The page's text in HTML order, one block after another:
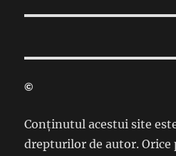
©
Conținutul acestui site
drepturilor de autor. Orice